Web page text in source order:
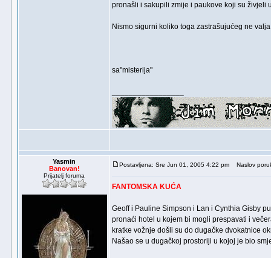
pronašli i sakupili zmije i paukove koji su živjeli
Nismo sigurni koliko toga zastrašujućeg ne
sa"misterija"
Yasmin
Banovan!
Prijatelj foruma
Postavljena: Sre Jun 01, 2005 4:22 pm Naslov
FANTOMSKA KUĆA
Geoff i Pauline Simpson i Lan i Cynthia Gisby
pronaći hotel u kojem bi mogli prespavati i
kratke vožnje došli su do dugačke dvokatnice
Našao se u dugačkoj prostoriji u kojoj je bio